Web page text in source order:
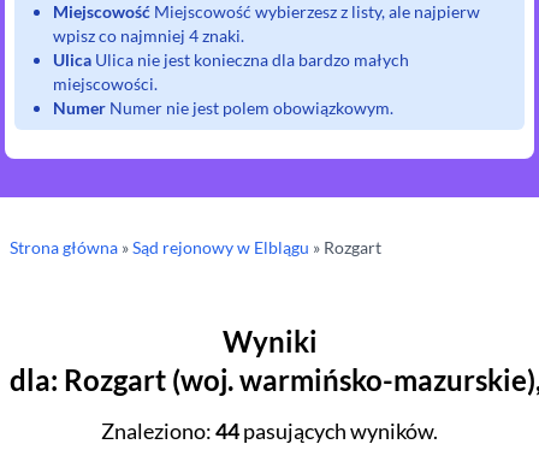
Miejscowość Miejscowość wybierzesz z listy, ale najpierw
wpisz co najmniej 4 znaki.
Ulica Ulica nie jest konieczna dla bardzo małych
miejscowości.
Numer Numer nie jest polem obowiązkowym.
Strona główna »Sąd rejonowyw Elblągu » Rozgart
Wyniki
dla: Rozgart (woj.warmińsko-mazurskie
Znaleziono:44pasujących wyników.